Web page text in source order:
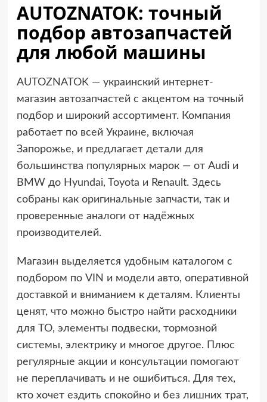
AUTOZNATOK: точный
подбор автозапчастей
для любой машины
AUTOZNATOK — украинский интернет-
магазин автозапчастей с акцентом на точный
подбор и широкий ассортимент. Компания
работает по всей Украине, включая
Запорожье, и предлагает детали для
большинства популярных марок — от Audi и
BMW до Hyundai, Toyota и Renault. Здесь
собраны как оригинальные запчасти, так и
проверенные аналоги от надёжных
производителей.
Магазин выделяется удобным каталогом с
подбором по VIN и модели авто, оперативной
доставкой и вниманием к деталям. Клиенты
ценят, что можно быстро найти расходники
для ТО, элементы подвески, тормозной
системы, электрику и многое другое. Плюс
регулярные акции и консультации помогают
не переплачивать и не ошибиться. Для тех,
кто хочет ездить спокойно и без лишних трат,